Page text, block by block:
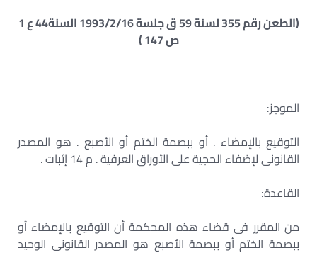
(الطعن رقم 355 لسنة 59 ق جلسة 1993/2/16 السنة44 ع 1
ص 147 )
الموجز:
التوقيع بالإمضاء . أو ببصمة الختم أو الأصبع . هو المصدر
القانونى لإضفاء الحجية على الأوراق العرفية . م 14 إثبات .
القاعدة:
من المقرر فى قضاء هذه المحكمة أن التوقيع بالإمضاء أو
ببصمة الختم أو ببصمة الأصبع هو المصدر القانونى الوحيد